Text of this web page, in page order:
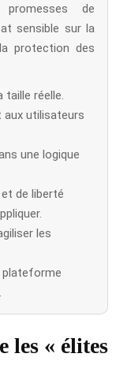
de
sensible sur la
protection des
réelle.
aux utilisateurs
une logique
de liberté
les
plateforme
les « élites